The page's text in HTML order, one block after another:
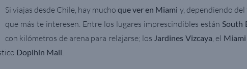
Si viajas desde Chile, hay muchoque ver en Miami y, dependiendo
que más te interesen. Entre los lugares imprescindibles están South
con kilómetros de arena para relajarse; losJardines Vizcaya, el Miami
Doplhin Mall.